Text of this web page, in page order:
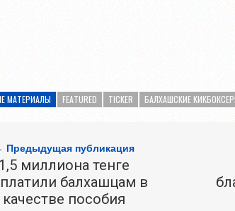
МАТЕРИАЛЫ FEATURED TICKER БАЛХАШСКИЕ
Предыдущая публикация
1,5 миллиона тенге
балхашцам в
качестве пособия